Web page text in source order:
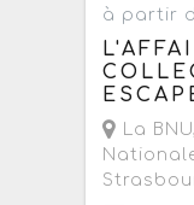
à partir
La